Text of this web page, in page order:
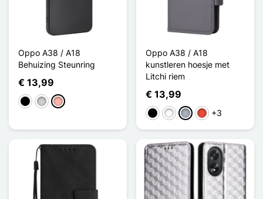
Oppo A38 / A18
Behuizing Steunring
€ 13,99
ZwartZilverRose Goud
Oppo A38 / A18
kunstleren hoesje met
Litchi riem
€ 13,99
ZwartWit GrijsRood+3